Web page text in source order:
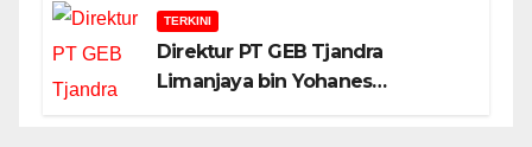
TERKINI
Direktur PT GEB Tjandra
Limanjaya bin Yohanes